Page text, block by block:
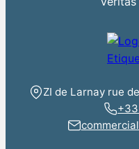
ZI de Larnay rue